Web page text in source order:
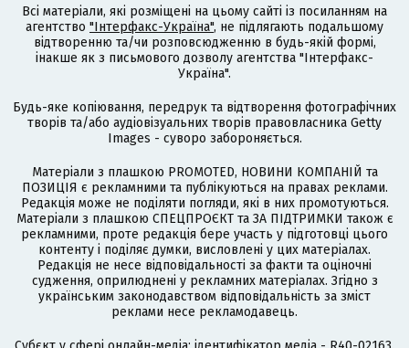
Всі матеріали, які розміщені на цьому сайті із посиланням на
агентство "Інтерфакс-Україна", не підлягають подальшому
відтворенню та/чи розповсюдженню в будь-якій формі,
інакше як з письмового дозволу агентства "Інтерфакс-
Україна".
Будь-яке копіювання, передрук та відтворення фотографічних
творів та/або аудіовізуальних творів правовласника Getty
Images - суворо забороняється.
Матеріали з плашкою PROMOTED, НОВИНИ КОМПАНІЙ та
ПОЗИЦІЯ є рекламними та публікуються на правах реклами.
Редакція може не поділяти погляди, які в них промотуються.
Матеріали з плашкою СПЕЦПРОЄКТ та ЗА ПІДТРИМКИ також є
рекламними, проте редакція бере участь у підготовці цього
контенту і поділяє думки, висловлені у цих матеріалах.
Редакція не несе відповідальності за факти та оціночні
судження, оприлюднені у рекламних матеріалах. Згідно з
українським законодавством відповідальність за зміст
реклами несе рекламодавець.